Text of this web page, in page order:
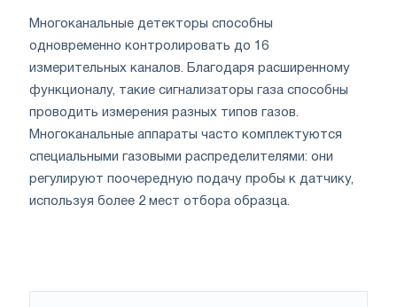
Многоканальные детекторы способны
одновременно контролировать до 16
измерительных каналов. Благодаря расширенному
функционалу, такие сигнализаторы газа способны
проводить измерения разных типов газов.
Многоканальные аппараты часто комплектуются
специальными газовыми распределителями: они
регулируют поочередную подачу пробы к датчику,
используя более 2 мест отбора образца.